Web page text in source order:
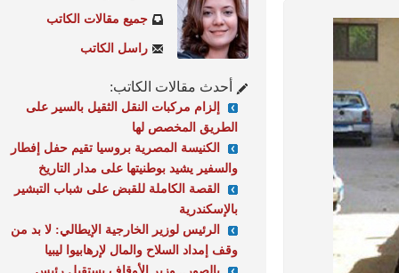
جميع مقالات الكاتب
راسل الكاتب
أحدث مقالات الكاتب:
إلزام مركبات النقل الثقيل بالسير على
الطريق المخصص لها
الكنيسة المصرية بروسيا تقيم حفل إفطار
والسفير يشيد بوطنيتها على مدار التاريخ
القصة الكاملة للقبض على شباب التبشير
بالإسكندرية
الرئيس لوزير الخارجية الإيطالي: لا بد من
وقف إمداد السلاح والمال لإرهابيوا ليبيا